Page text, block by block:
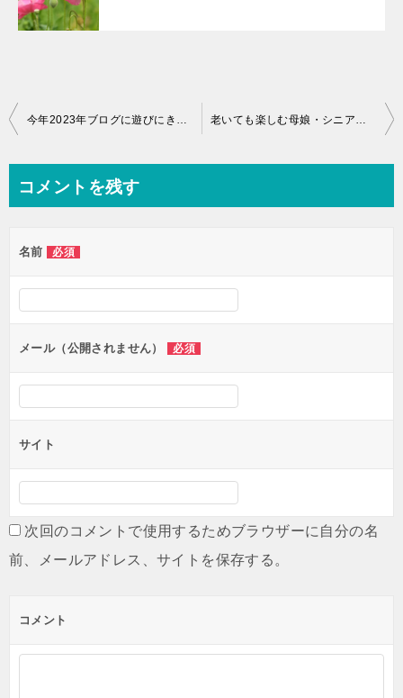
投
ビ
ー
シ
ン
今年2023年ブログに遊びにきて下さったあなたへ 老いても楽しむ母娘・シニア親子旅 由布院へ・・・
コメントを残す
名前 必須
メール（公開されません） 必須
サイト
次回のコメントで使用するためブラウザーに自分の名
前、メールアドレス、サイトを保存する。
コメント